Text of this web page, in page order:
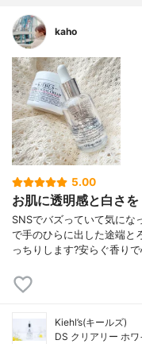
kaho
5.00
お肌に透明感と白さを
SNSでバズっていて気にな
で手のひらに出した途端と
っちりします?安らぐ香り
Kiehl’s(キールズ)
DS クリアリー ホ